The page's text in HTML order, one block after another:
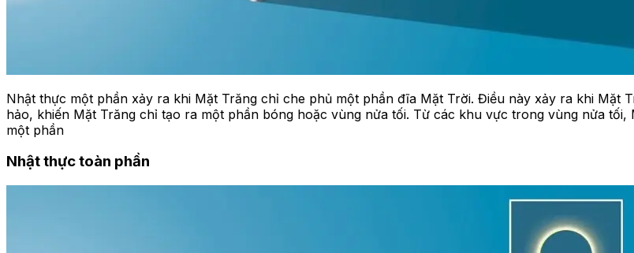
Nhật thực một phần xảy ra khi Mặt Trăng chỉ che phủ một phần đĩa Mặt Trời. Điều này xảy ra khi Mặt
hảo, khiến Mặt Trăng chỉ tạo ra một phần bóng hoặc vùng nửa tối. Từ các khu vực trong vùng nửa
một phần
Nhật thực toàn phần